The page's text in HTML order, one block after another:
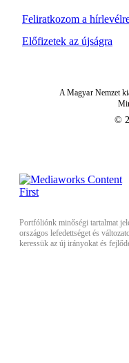
Feliratkozom a
Előfizetek az újságra
A Magyar Nemzet
©
Portfóliónk minőségi tartalmat
országos lefedettséget és
keressük az új irányokat és